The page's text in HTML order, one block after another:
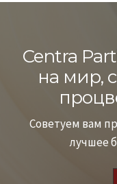
Centra
на мир,
Советуем вам
лучшее